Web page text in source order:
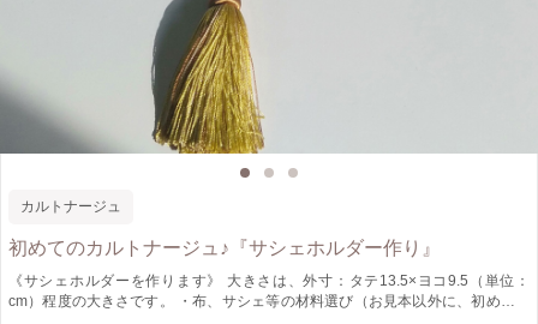
カルトナージュ
初めてのカルトナージュ♪『サシェホルダー作り』
《サシェホルダーを作ります》 大きさは、外寸：タテ13.5×ヨコ9.5（単位：
cm）程度の大きさです。 ・布、サシェ等の材料選び（お見本以外に、初めての